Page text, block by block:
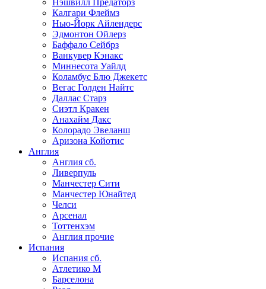
Нэшвилл Предаторз
Калгари Флеймз
Нью-Йорк Айлендерс
Эдмонтон Ойлерз
Баффало Сейбрз
Ванкувер Кэнакс
Миннесота Уайлд
Коламбус Блю Джекетс
Вегас Голден Найтс
Даллас Старз
Сиэтл Кракен
Анахайм Дакс
Колорадо Эвеланш
Аризона Койотис
Англия
Англия сб.
Ливерпуль
Манчестер Сити
Манчестер Юнайтед
Челси
Арсенал
Тоттенхэм
Англия прочие
Испания
Испания сб.
Атлетико М
Барселона